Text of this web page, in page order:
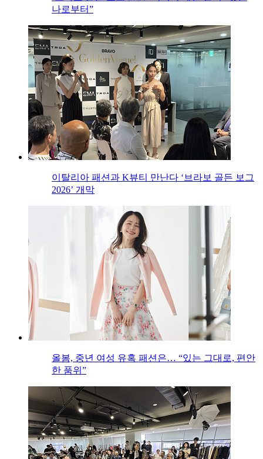
나로부터”
이탈리아 패션과 K뷰티 만난다 ‘브라보 골든 보그
2026’ 개막
올봄, 중년 여성 유혹 패션은… “있는 그대로, 편안
한 품위”